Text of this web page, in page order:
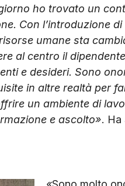
ho trovato un
Con l’introduzione
umane sta
al centro il
e desideri. Sono
in altre realtà per
un ambiente di
e ascolto». Ha